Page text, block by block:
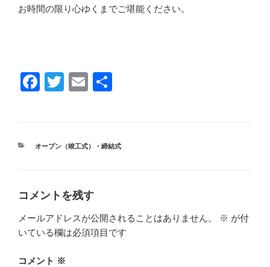
お時間の限り心ゆくまでご堪能ください。
F
e
o
k
T
er
E
カ
オープン（竣工式）・締結式
コメントを残す
メールアドレスが公開されることはありません。 ※ が付
いている欄は必須項目です
コメント ※